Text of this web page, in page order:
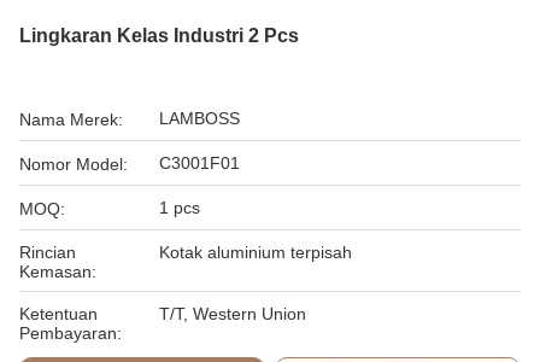
Lingkaran Kelas Industri 2 Pcs
Nama Merek: LAMBOSS
Nomor Model: C3001F01
MOQ: 1 pcs
Rincian
Kemasan:
Kotak aluminium terpisah
Ketentuan
Pembayaran:
T/T, Western Union